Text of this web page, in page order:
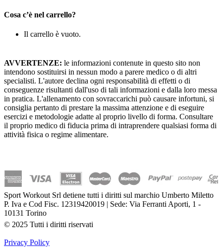
Cosa c’è nel carrello?
Il carrello è vuoto.
AVVERTENZE: le informazioni contenute in questo sito non
intendono sostituirsi in nessun modo a parere medico o di altri
specialisti. L'autore declina ogni responsabilità di effetti o di
conseguenze risultanti dall'uso di tali informazioni e dalla loro messa
in pratica. L'allenamento con sovraccarichi può causare infortuni, si
consiglia pertanto di prestare la massima attenzione e di eseguire
esercizi e metodologie adatte al proprio livello di forma. Consultare
il proprio medico di fiducia prima di intraprendere qualsiasi forma di
attività fisica o regime alimentare.
Sport Workout Srl detiene tutti i diritti sul marchio Umberto Miletto
P. Iva e Cod Fisc. 12319420019 | Sede: Via Ferranti Aporti, 1 -
10131 Torino
© 2025 Tutti i diritti riservati
Privacy Policy